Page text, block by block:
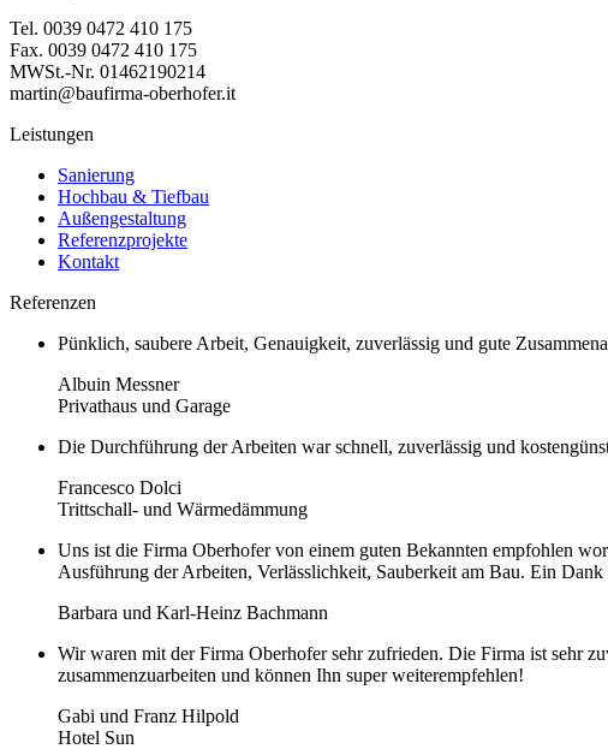
Tel. 0039 0472 410 175
Fax. 0039 0472 410 175
MWSt.-Nr. 01462190214
martin@baufirma-oberhofer.it
Leistungen
Sanierung
Hochbau & Tiefbau
Außengestaltung
Referenzprojekte
Kontakt
Referenzen
Pünklich, saubere Arbeit, Genauigkeit, zuverlässig und gute
Albuin Messner
Privathaus und Garage
Die Durchführung der Arbeiten war schnell, zuverlässig und
Francesco Dolci
Trittschall- und Wärmedämmung
Uns ist die Firma Oberhofer von einem guten Bekannten empfohlen
Ausführung der Arbeiten, Verlässlichkeit, Sauberkeit am Bau. Ein
Barbara und Karl-Heinz Bachmann
Wir waren mit der Firma Oberhofer sehr zufrieden. Die Firma ist sehr
zusammenzuarbeiten und können Ihn super weiterempfehlen!
Gabi und Franz Hilpold
Hotel Sun